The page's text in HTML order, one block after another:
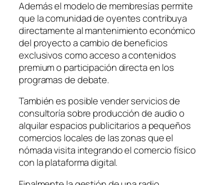
Además el modelo de membresías permite
que la comunidad de oyentes contribuya
directamente al mantenimiento económico
del proyecto a cambio de beneficios
exclusivos como acceso a contenidos
premium o participación directa en los
programas de debate.
También es posible vender servicios de
consultoría sobre producción de audio o
alquilar espacios publicitarios a pequeños
comercios locales de las zonas que el
nómada visita integrando el comercio físico
con la plataforma digital.